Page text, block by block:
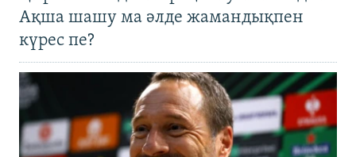
Ақша шашу ма әлде жамандықпен
күрес пе?